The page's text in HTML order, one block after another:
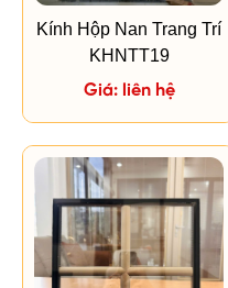
Kính Hộp Nan Trang Trí
KHNTT19
Giá: liên hệ